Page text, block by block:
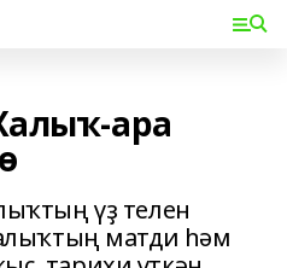
ара
үҙ телен
матди һәм